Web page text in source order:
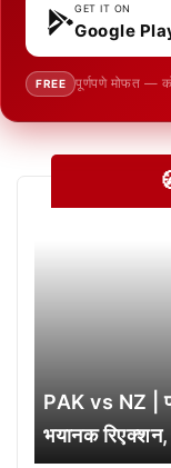
GET IT ON
Google
FREE पूर्णपणे मोफत —
PAK vs NZ |
भयानक